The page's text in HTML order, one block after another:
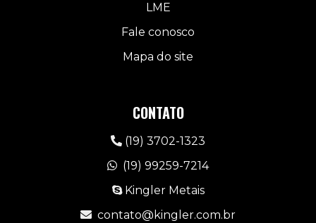
LME
Fale conosco
Mapa do site
CONTATO
(19) 3702-1323
(19) 99259-7214
Kingler Metais
contato@kingler.com.br